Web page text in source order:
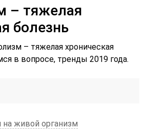
– тяжелая
болезнь
– тяжелая хроническая
в вопросе, тренды 2019 года.
на живой организм